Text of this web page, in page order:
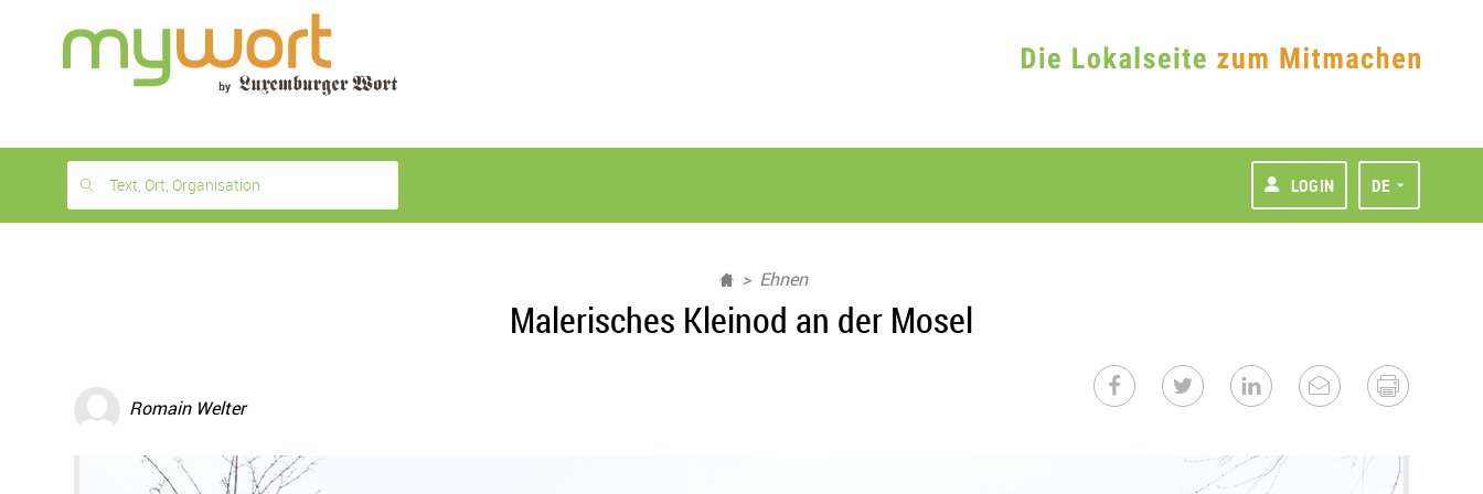
month
free
Text, Ort, Organisation LOGIN DE
Ehnen
Malerisches Kleinod an der Mosel
Romain Welter